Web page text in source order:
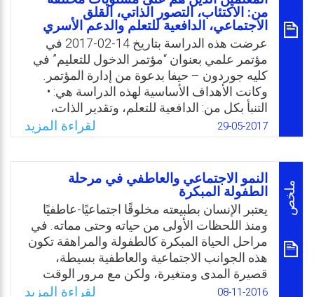
WhatsApp
Facebook
Twitter
Email
من: الاكتئاب، التصور الذاتي، القلق
الاجتماعي، الدافعية للتعلم والدعم الأسري
عرضت هذه الدراسة بتاريخ 14-02-2017 في
مؤتمر علمي بعنوان “مؤتمر الدخول للتعليم” في
كليه جوردون – حيفا بدعوة من إدارة المؤتمر.
وكانت الأهداف الأساسية لهذه الدراسة هي: •
التنبأ بكل من: الدافعية للتعلم، وتقدير الذات،
ومشاكل القلق الاجتماعي، والاكتئاب من خلال
الجوانب الديموغرافية والعاطفية-الاجتماعية بين
الطلاب المعلمين والمتدربين في مجال التدريس.
• فحص الفروقات الديموغرافية والعاطفية-
الاجتماعية، والدافعية للتعلم بين الطلاب
المعلمين والمتدربين في مجال التدريس من
المجتمع العربي الإسرائيلي الذين لديهم مستويات
مختلفة من الدعم الاجتماعي والأسري.
WhatsApp
Facebook
Twitter
Email
29-05-2017 لقراءة المزيد
ملخص
النمو الاجتماعي والعاطفي في مرحلة
الطفولة المبكرة
يعتبر الإنسان بطبيعته مخلوقًا اجتماعيًا-عاطفيًا
ومنذ اللحظات الأولى من حياته وحتى مماته. في
مراحل الحياة المبكرة كالطفولة والمراهقة تكون
هذه الجوانب الاجتماعية والعاطفية بسيطة،
قصيرة المدى ومتغيرة، ولكن مع مرور الوقت
وعند الانتقال من مرحلة نمو إلى أخرى تتعقد أكثر
08-11-2016 لقراءة المزيد